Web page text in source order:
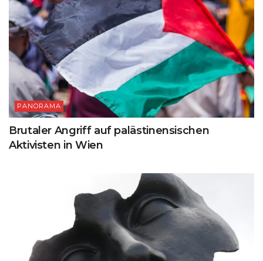
PANORAMA
Brutaler Angriff auf palästinensischen
Aktivisten in Wien